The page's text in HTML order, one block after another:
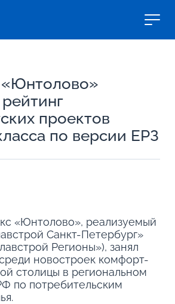
проектов
по версии ЕРЗ
«Юнтолово», реализуемый
Санкт-Петербург»
Регионы»), занял
новостроек комфорт-
столицы в региональном
по потребительским